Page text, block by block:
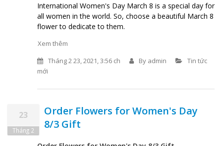
International Women's Day March 8 is a special day for
all women in the world. So, choose a beautiful March 8
flower to dedicate to them.
Xem thêm
Tháng 2 23, 2021, 3:56 ch
By admin
Tin tức
mới
23
Tháng 2
Order Flowers for Women's Day
8/3 Gift